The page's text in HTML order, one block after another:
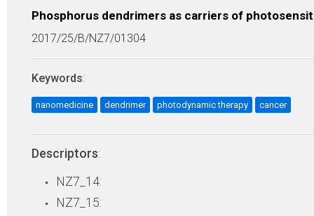
Phosphorus dendrimers as carriers of
2017/25/B/NZ7/01304
Keywords:
nanomedicine dendrimer photodynamic therapy cancer
Descriptors:
NZ7_14:
NZ7_15: